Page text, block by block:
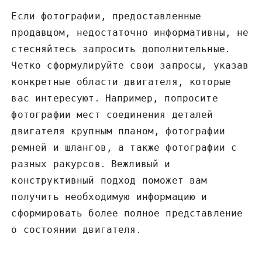
Если фотографии‚ предоставленные
продавцом‚ недостаточно информативны‚ не
стесняйтесь запросить дополнительные․
Четко сформулируйте свои запросы‚ указав
конкретные области двигателя‚ которые
вас интересуют․ Например‚ попросите
фотографии мест соединения деталей
двигателя крупным планом‚ фотографии
ремней и шлангов‚ а также фотографии с
разных ракурсов․ Вежливый и
конструктивный подход поможет вам
получить необходимую информацию и
сформировать более полное представление
о состоянии двигателя․